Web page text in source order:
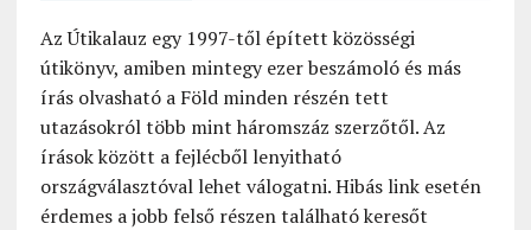
Az Útikalauz egy 1997-től épített közösségi
útikönyv, amiben mintegy ezer beszámoló és más
írás olvasható a Föld minden részén tett
utazásokról több mint háromszáz szerzőtől. Az
írások között a fejlécből lenyitható
országválasztóval lehet válogatni. Hibás link esetén
érdemes a jobb felső részen található keresőt